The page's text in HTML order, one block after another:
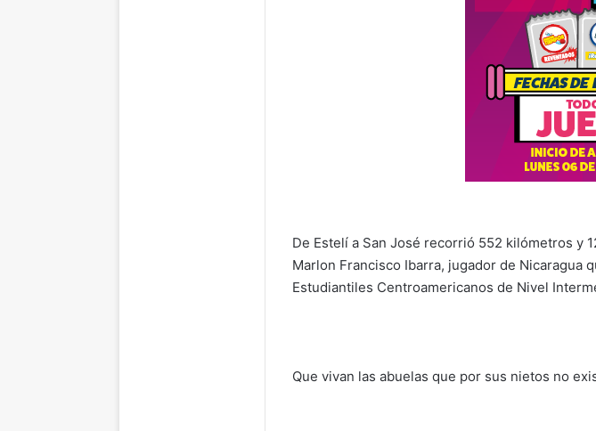
De Estelí a San José recorrió 552 kilómetros y
Marlon Francisco Ibarra, jugador de Nicaragua
Estudiantiles Centroamericanos de Nivel
Que vivan las abuelas que por sus nietos no